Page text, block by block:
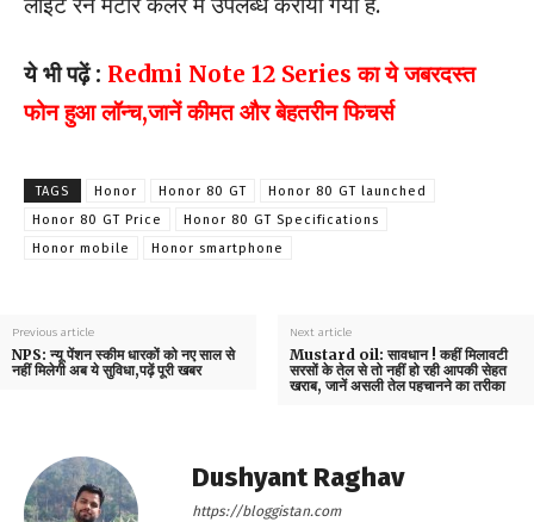
ये भी पढ़ें : Redmi Note 12 Series का ये जबरदस्त
फोन हुआ लॉन्च,जानें कीमत और बेहतरीन फिचर्स
TAGS Honor Honor 80 GT
Honor 80 GT launched
Honor 80 GT Price
Honor 80 GT Specifications
Honor mobile
Honor smartphone
Previous article
NPS: न्यू पेंशन स्कीम धारकों को नए साल से
नहीं मिलेगी अब ये सुविधा,पढ़ें पूरी खबर
Next article
Mustard oil: सावधान ! कहीं मिलावटी
सरसों के तेल से तो नहीं हो रही आपकी सेहत
खराब, जानें असली तेल पहचानने का तरीका
Dushyant Raghav
https://bloggistan.com